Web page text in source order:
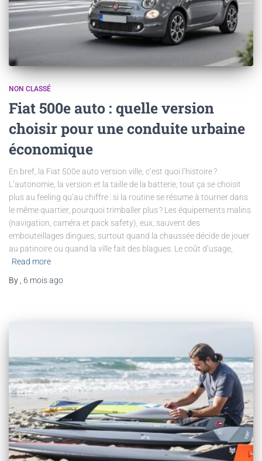
NON CLASSÉ
Fiat 500e auto : quelle version
choisir pour une conduite urbaine
économique
En bref, la Fiat 500e auto version ville, c’est quoi l’histoire ?
L’autonomie, la version et la taille de la batterie, tout ça se choisit
plus au feeling qu’au chiffre : si la routine se résume à tourner dans
le même quartier, pourquoi trimballer plus ? Les équipements malins
(navigation, caméra et pack safety), eux, sauvent des
embouteillages dingues, surtout quand la chaussée décide de jouer
au patinoire ou quand la ville fait des blagues. Le coût d’usage,
Read more
By
6 moisago